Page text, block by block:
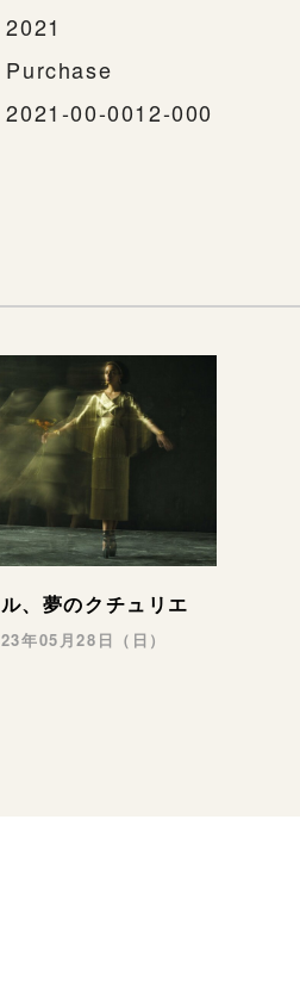
2021
Purchase
2021-00-0012-000
、夢のクチュリエ
年05月28日（日）